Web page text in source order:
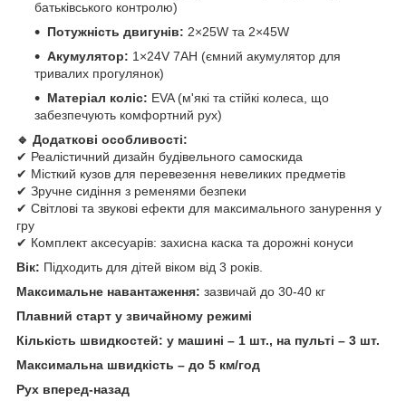
батьківського контролю)
Потужність двигунів: 2×25W та 2×45W
Акумулятор: 1×24V 7AH (ємний акумулятор для
тривалих прогулянок)
Матеріал коліс: EVA (м'які та стійкі колеса, що
забезпечують комфортний рух)
🔹 Додаткові особливості:
✔ Реалістичний дизайн будівельного самоскида
✔ Місткий кузов для перевезення невеликих предметів
✔ Зручне сидіння з ременями безпеки
✔ Світлові та звукові ефекти для максимального занурення у
гру
✔ Комплект аксесуарів: захисна каска та дорожні конуси
Вік: Підходить для дітей віком від 3 років.
Максимальне навантаження: зазвичай до 30-40 кг
Плавний старт у звичайному режимі
Кількість швидкостей: у машині – 1 шт., на пульті – 3 шт.
Максимальна швидкість – до 5 км/год
Рух вперед-назад